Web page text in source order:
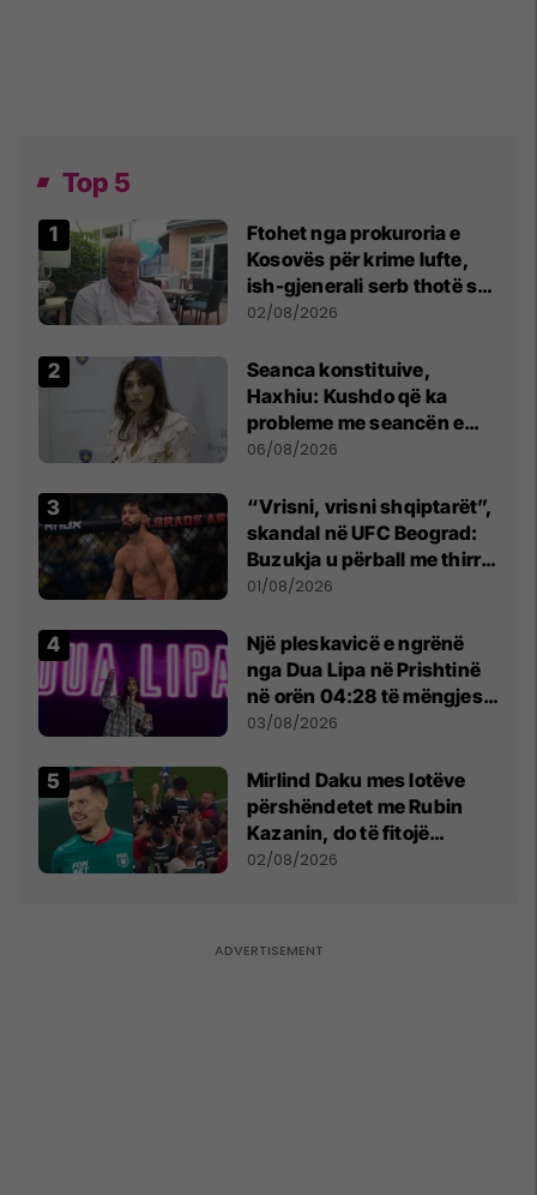
Top 5
Ftohet nga prokuroria e
Kosovës për krime lufte,
ish-gjenerali serb thotë se
dikush e tradhtoi në
02/08/2026
Seanca konstituive,
Haxhiu: Kushdo që ka
probleme me seancën e
sotme e ftoj t’i drejtohet
06/08/2026
“Vrisni, vrisni shqiptarët”,
skandal në UFC Beograd:
Buzukja u përball me thirrje
anti-shqiptare nga
01/08/2026
Një pleskavicë e ngrënë
nga Dua Lipa në Prishtinë
në orën 04:28 të mëngjesit
- dhe bota digjitale serbe
03/08/2026
Mirlind Daku mes lotëve
përshëndetet me Rubin
Kazanin, do të fitojë
miliona te Spartak Moska
02/08/2026